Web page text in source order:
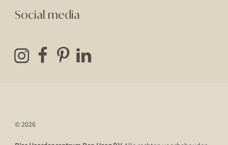
Social media
© 2026